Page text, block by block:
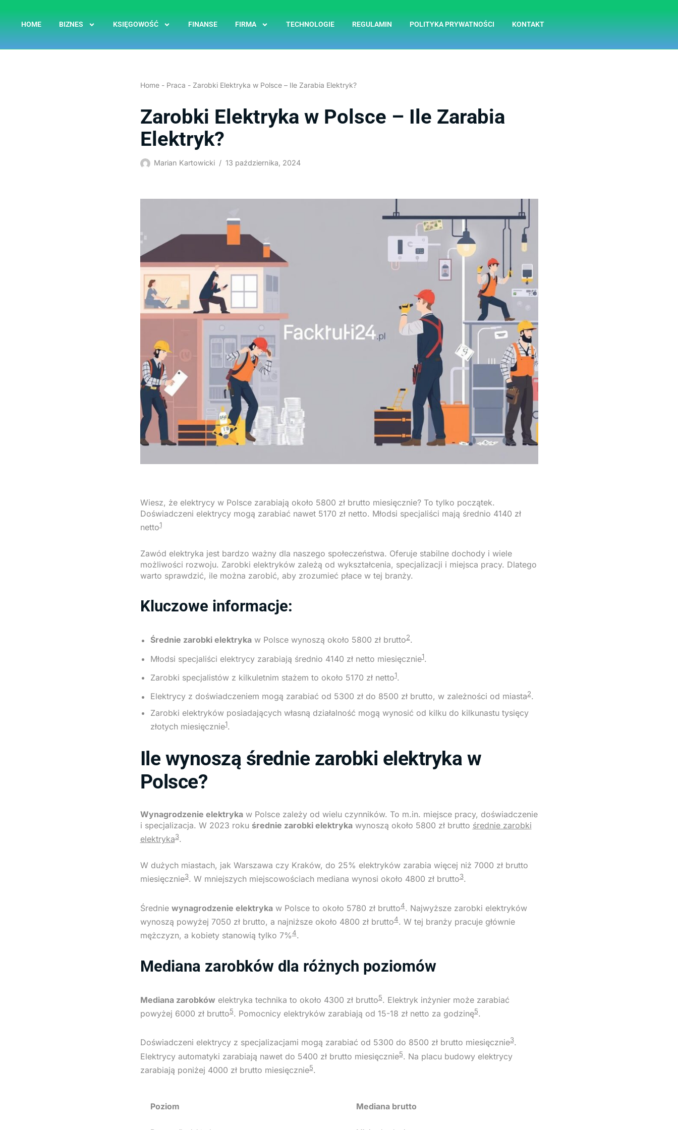
Przejdź
treści
HOME BIZNES KSIĘGOWOŚĆ FINANSE FIRMA TECHNOLOGIE REGULAMIN POLITYKA PRYWATNOŚCI KONTAKT
Home- Praca - Zarobki Elektryka w Polsce – Ile Zarabia Elektryk?
Zarobki Elektryka w Polsce – Ile Zarabia
Elektryk?
Marian Kartowicki 13 października, 2024
Wiesz, że elektrycy w Polsce zarabiają około 5800 zł brutto miesięcznie? To tylko początek.
Doświadczeni elektrycy mogą zarabiać nawet 5170 zł netto. Młodsi specjaliści mają średnio 4140 zł
netto1
Zawód elektryka jest bardzo ważny dla naszego społeczeństwa. Oferuje stabilne dochody i wiele
możliwości rozwoju. Zarobki elektryków zależą od wykształcenia, specjalizacji i miejsca pracy. Dlatego
warto sprawdzić, ile można zarobić, aby zrozumieć płace w tej branży.
Kluczowe informacje:
Średnie zarobki elektrykaw Polsce wynoszą około 5800 zł brutto2.
Młodsi specjaliści elektrycy zarabiają średnio 4140 zł netto miesięcznie1.
Zarobki specjalistów z kilkuletnim stażem to około 5170 zł netto1.
Elektrycy z doświadczeniem mogą zarabiać od 5300 zł do 8500 zł brutto, w zależności od miasta2.
Zarobki elektryków posiadających własną działalność mogą wynosić od kilku do kilkunastu tysięcy
złotych miesięcznie1.
Ile wynoszą średnie zarobki elektryka w
Polsce?
Wynagrodzenie elektrykaw Polsce zależy od wielu czynników. To m.in. miejsce pracy, doświadczenie
i specjalizacja. W 2023 roku średnie zarobki elektrykawynoszą około 5800 zł brutto średnie zarobki
elektryka3.
W dużych miastach, jak Warszawa czy Kraków, do 25% elektryków zarabia więcej niż 7000 zł brutto
miesięcznie3. W mniejszych miejscowościach mediana wynosi około 4800 zł brutto3.
Średnie wynagrodzenie elektrykaw Polsce to około 5780 zł brutto4. Najwyższe zarobki elektryków
wynoszą powyżej 7050 zł brutto, a najniższe około 4800 zł brutto4. W tej branży pracuje głównie
mężczyzn, a kobiety stanowią tylko 7%4.
Mediana zarobków dla różnych poziomów
Mediana zarobków elektryka technika to około 4300 zł brutto5. Elektryk inżynier może zarabiać
powyżej 6000 zł brutto5. Pomocnicy elektryków zarabiają od 15-18 zł netto za godzinę5.
Doświadczeni elektrycy z specjalizacjami mogą zarabiać od 5300 do 8500 zł brutto miesięcznie3.
Elektrycy automatyki zarabiają nawet do 5400 zł brutto miesięcznie5. Na placu budowy elektrycy
zarabiają poniżej 4000 zł brutto miesięcznie5.
Poziom Mediana brutto